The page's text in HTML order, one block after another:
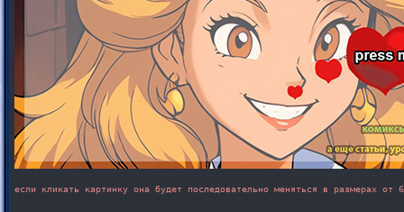
если кликать картинку она будет последовательно меняться в размерах от